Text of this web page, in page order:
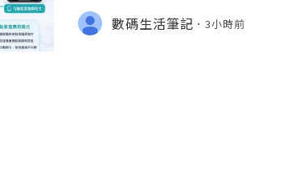
s、Mac 下載安裝、帳號選擇，以及會
檢查方法。數碼生活筆記 3小時前